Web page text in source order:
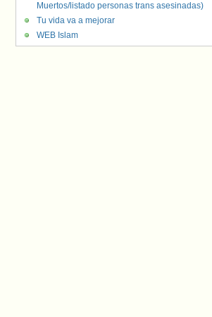
Muertos/listado personas trans asesinadas)
Tu vida va a mejorar
WEB Islam